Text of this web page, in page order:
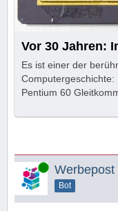
Vor 30 Jahren:
Es ist einer der
Pentium 60
Online Werbepost
Bot